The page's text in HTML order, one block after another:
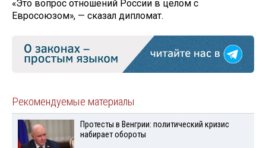
«Это вопрос отношений России в целом с
Евросоюзом», — сказал дипломат.
Рекомендуемые материалы
Протесты в Венгрии: политический кризис
набирает обороты